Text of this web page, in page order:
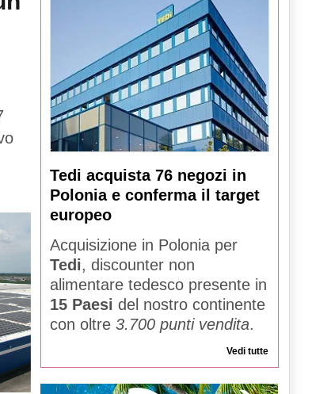
Tedi acquista 76 negozi in
Polonia e conferma il target
europeo
Acquisizione in Polonia per
Tedi, discounter non
alimentare tedesco presente in
15 Paesi del nostro continente
con oltre 3.700 punti vendita.
Vedi tutte